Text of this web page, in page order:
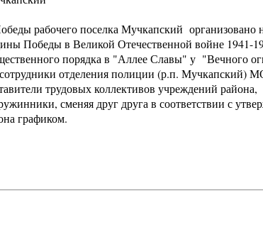
рабочего поселка Мучкапский организовано
Победы в Великой Отечественной войне 1941-
порядка в "Аллее Славы" у "Вечного
отделения полиции (р.п. Мучкапский)
трудовых коллективов учреждений района,
сменяя друг друга в соответствии с
графиком.